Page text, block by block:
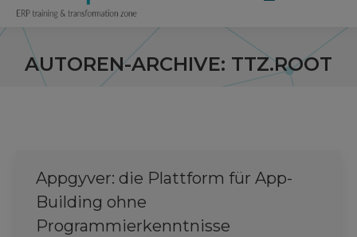
AUTOREN-ARCHIVE: TTZ.ROOT
Sie befinden sich hier:
Appgyver: die Plattform für App-
Building ohne
Programmierkenntnisse